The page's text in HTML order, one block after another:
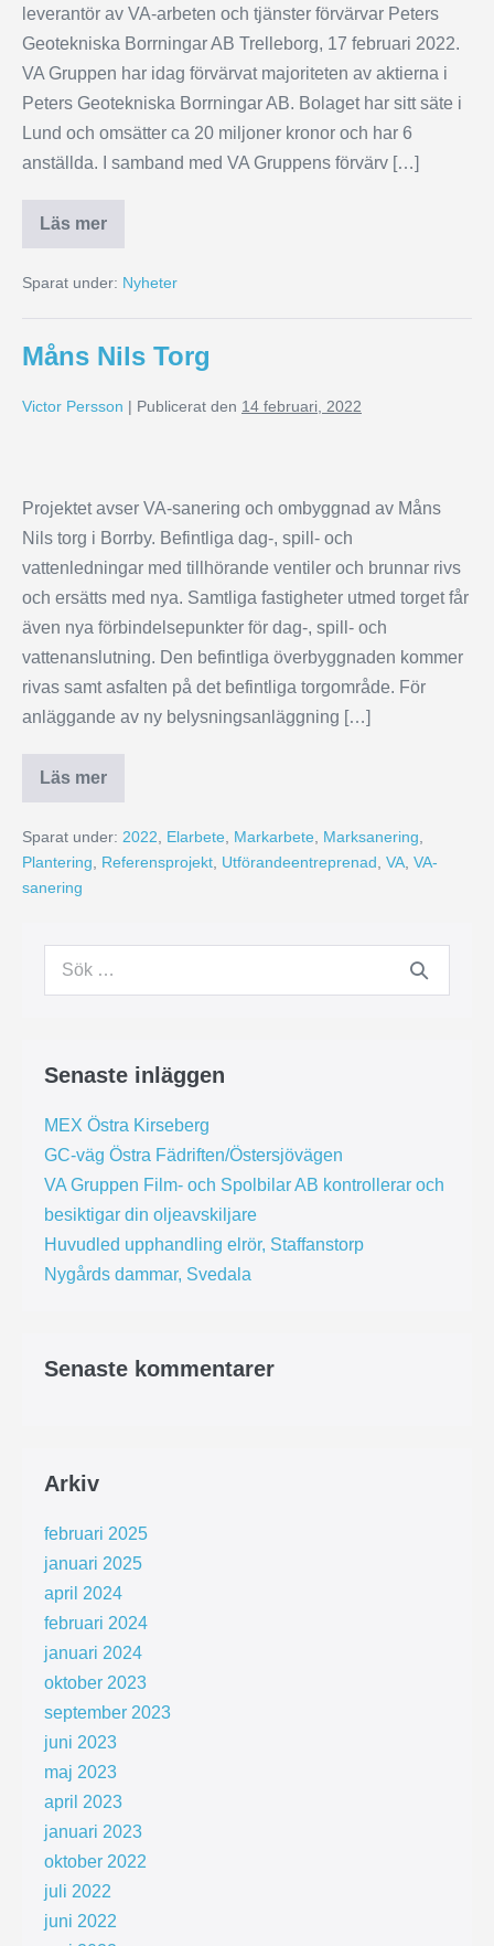
leverantör av VA-arbeten och tjänster förvärvar Peters
Geotekniska Borrningar AB Trelleborg, 17 februari 2022.
VA Gruppen har idag förvärvat majoriteten av aktierna i
Peters Geotekniska Borrningar AB. Bolaget har sitt säte i
Lund och omsätter ca 20 miljoner kronor och har 6
anställda. I samband med VA Gruppens förvärv […]
Läs mer
Sparat under: Nyheter
Måns Nils Torg
Victor Persson | Publicerat den 14 februari, 2022
Projektet avser VA-sanering och ombyggnad av Måns
Nils torg i Borrby. Befintliga dag-, spill- och
vattenledningar med tillhörande ventiler och brunnar rivs
och ersätts med nya. Samtliga fastigheter utmed torget får
även nya förbindelsepunkter för dag-, spill- och
vattenanslutning. Den befintliga överbyggnaden kommer
rivas samt asfalten på det befintliga torgområde. För
anläggande av ny belysningsanläggning […]
Läs mer
Sparat under: 2022 Elarbete Markarbete Marksanering
Plantering
Referensprojekt Utförandeentreprenad VA VA-
sanering
Senaste inläggen
MEX Östra Kirseberg
GC-väg Östra Fädriften/Östersjövägen
VA Gruppen Film- och Spolbilar AB kontrollerar och
besiktigar din oljeavskiljare
Huvudled upphandling elrör, Staffanstorp
Nygårds dammar, Svedala
Senaste kommentarer
Arkiv
februari 2025
januari 2025
april 2024
februari 2024
januari 2024
oktober 2023
september 2023
juni 2023
maj 2023
april 2023
januari 2023
oktober 2022
juli 2022
juni 2022